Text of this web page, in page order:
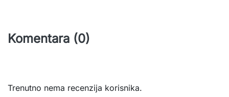
Komentara (0)
Trenutno nema recenzija korisnika.